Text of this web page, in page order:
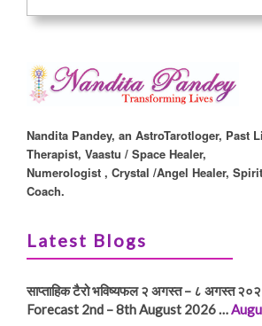
Nandita Pandey, an AstroTarotloger, Past
Therapist, Vaastu / Space Healer,
Numerologist , Crystal /Angel Healer,
Coach.
Latest Blogs
साप्ताहिक टैरो भविष्यफल २ अगस्त – ८ अगस्त
Forecast 2nd – 8th August 2026 …